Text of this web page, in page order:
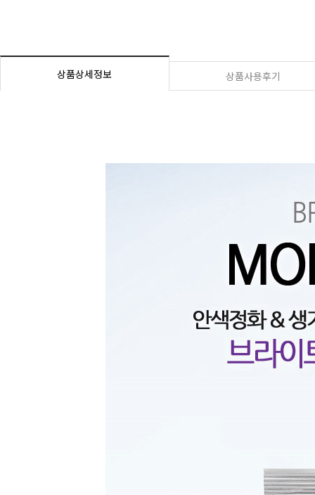
상품상세정보 상품사용후기